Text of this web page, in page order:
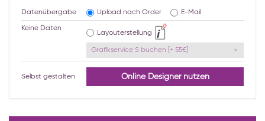
Datenübergabe Upload nach Order E-Mail
Keine Daten
Layouterstellung
Grafikservice S buchen [+ 55€]
Selbst gestalten Online Designer nutzen